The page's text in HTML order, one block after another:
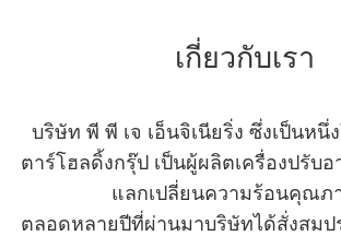
เกี่ยวกับเรา
บริษัท พี พี เจ เอ็นจิเนียริ่ง ซึ่งเป็นหนึ่
ตาร์โฮลดิ้งกรุ๊ป เป็นผู้ผลิตเครื่องปรับอ
แลกเปลี่ยนความร้อนคุณภ
ตลอดหลายปีที่ผ่านมาบริษัทได้สั่งสม